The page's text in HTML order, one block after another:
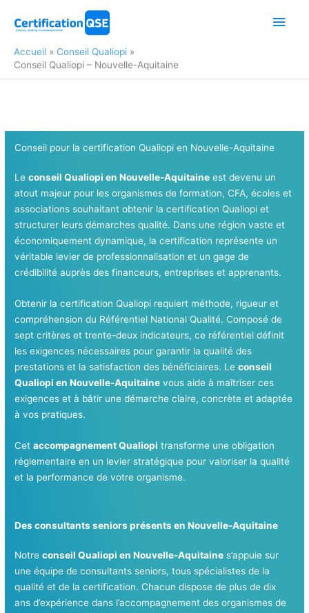
Accueil
Conseil Qualiopi
Conseil Qualiopi – Nouvelle-Aquitaine
Conseil pour la certification Qualiopi en Nouvelle-Aquitaine
Leconseil Qualiopi en Nouvelle-Aquitaine est devenu un
atout majeur pour les organismes de formation, CFA, écoles et
associations souhaitant obtenir la certification Qualiopi et
structurer leurs démarches qualité. Dans une région vaste et
économiquement dynamique, la certification représente un
véritable levier de professionnalisation et un gage de
crédibilité auprès des financeurs, entreprises et apprenants.
Obtenir la certification Qualiopi requiert méthode, rigueur et
compréhension du Référentiel National Qualité. Composé de
sept critères et trente-deux indicateurs, ce référentiel définit
les exigences nécessaires pour garantir la qualité des
prestations et la satisfaction des bénéficiaires. Leconseil
Qualiopi en Nouvelle-Aquitaine vous aide à maîtriser ces
exigences et à bâtir une démarche claire, concrète et adaptée
à vos pratiques.
Cetaccompagnement Qualiopi transforme une obligation
réglementaire en un levier stratégique pour valoriser la qualité
et la performance de votre organisme.
Des consultants seniors présents en Nouvelle-Aquitaine
Notreconseil Qualiopi en Nouvelle-Aquitaine s’appuie sur
une équipe de consultants seniors, tous spécialistes de la
qualité et de la certification. Chacun dispose de plus de dix
ans d’expérience dans l’accompagnement des organismes de